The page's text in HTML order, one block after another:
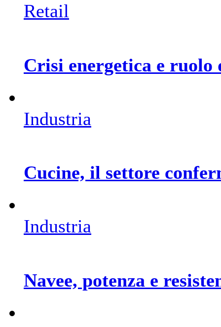
Retail
Crisi energetica e ruolo
Industria
Cucine, il settore
Industria
Navee, potenza e